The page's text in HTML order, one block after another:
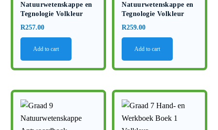
Natuurwetenskappe en
Tegnologie Volkleur
R257.00
Add to cart
Natuurwetenskappe en
Tegnologie Volkleur
R259.00
Add to cart